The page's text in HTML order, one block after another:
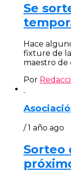
Se
Hace
fixture de la
maestro de
Por
/ 1 año ago
Sorteo